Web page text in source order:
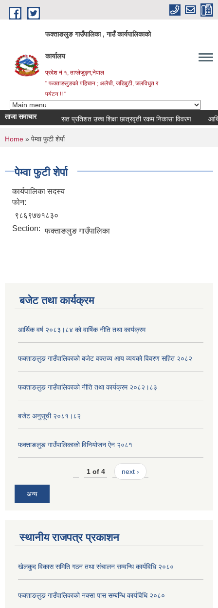
Skip to main content
फक्ताङलुङ गाउँपालिका , गाउँ कार्यपालिकाको
कार्यालय
प्रदेश नं १, ताप्लेजुङ्ग,नेपाल
" फक्ताङलुङको पहिचान ; अलैची, जडिबुटी, जलविधुत र
पर्यटन !! "
ताजा समाचार सत प्रतिशत उच्च शिक्षा छात्रवृती रकम निकासा विवरण आर्थिक
You are here
Home » पेम्वा फुटी शेर्पा
पेम्वा फुटी शेर्पा
कार्यपालिका सदस्य
फोन:
९८६९७७१८३०
Section: फक्ताङलुङ गाउँपालिका
बजेट तथा कार्यक्रम
आर्थिक वर्ष २०८३।८४ को वार्षिक नीति तथा कार्यक्रम
फक्ताङलुङ गाउँपालिकाको बजेट वक्तव्य आय व्ययको विवरण सहित २०८२
फक्ताङलुङ गाउँपालिकाको नीति तथा कार्यक्रम २०८२।८३
बजेट अनुसूची २०८१।८२
फक्ताङलुङ गाउँपालिकाको विनियोजन ऐन २०८१
1 of 4 next ›
अन्य
स्थानीय राजपत्र प्रकाशन
खेलकुद विकास समिति गठन तथा संचालन सम्वन्धि कार्यविधि २०८०
फक्ताङलुङ गाउँपालिकाको नक्सा पास सम्बन्धि कार्यविधि २०८०